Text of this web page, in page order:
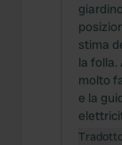
stima
la folla.
molto
e la